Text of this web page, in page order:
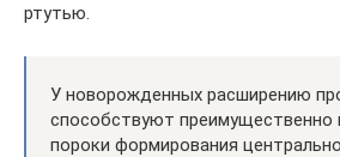
ртутью.
У новорожденных расширению
способствуют
пороки формирования